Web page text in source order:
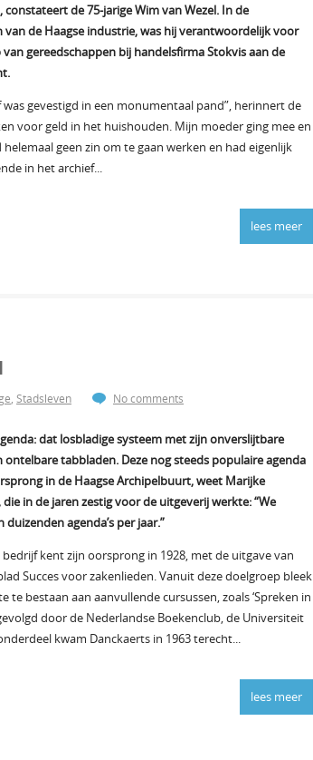
constateert de 75-jarige Wim van Wezel. In de
van de Haagse industrie, was hij verantwoordelijk voor
gereedschappen bij handelsfirma Stokvis aan de
was gevestigd in een monumentaal pand”, herinnert de
voor geld in het huishouden. Mijn moeder ging mee en
geen zin om te gaan werken en had eigenlijk
in het archief...
lees meer
, Stadsleven No comments
dat losbladige systeem met zijn onverslijtbare
ontelbare tabbladen. Deze nog steeds populaire agenda
in de Haagse Archipelbuurt, weet Marijke
die in de jaren zestig voor de uitgeverij werkte: “We
agenda’s per jaar.”
bedrijf kent zijn oorsprong in 1928, met de uitgave van
Succes voor zakenlieden. Vanuit deze doelgroep bleek
te bestaan aan aanvullende cursussen, zoals ‘Spreken in
door de Nederlandse Boekenclub, de Universiteit
kwam Danckaerts in 1963 terecht...
lees meer